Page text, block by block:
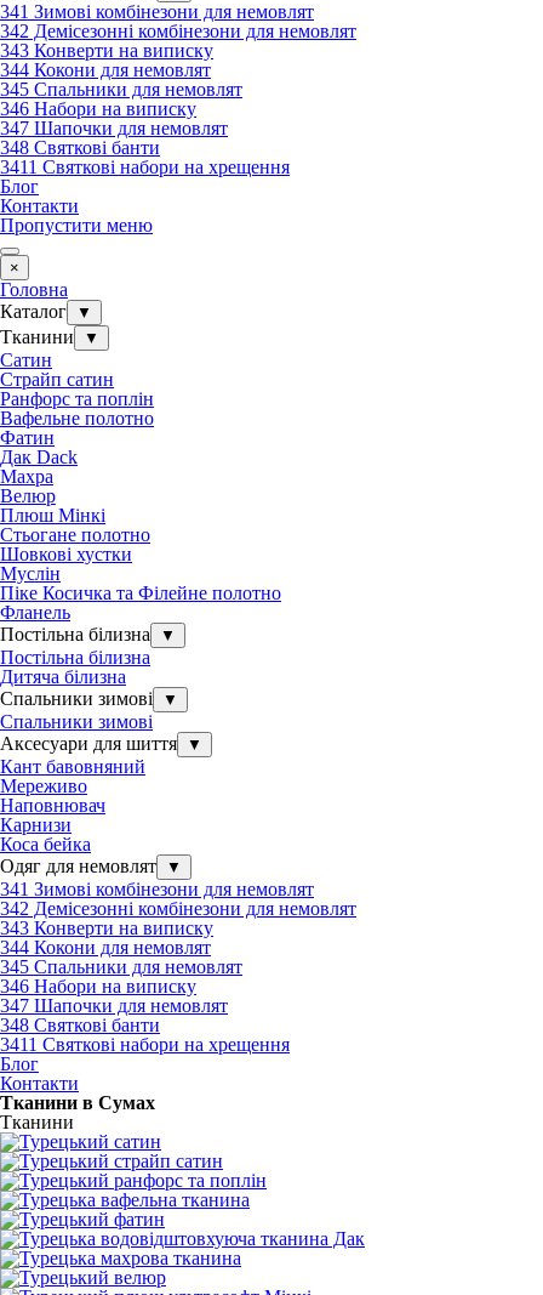
341 Зимові комбінезони для немовлят
342 Демісезонні комбінезони для немовлят
343 Конверти на виписку
344 Кокони для немовлят
345 Спальники для немовлят
346 Набори на виписку
347 Шапочки для немовлят
348 Святкові банти
3411 Святкові набори на хрещення
Блог
Контакти
Пропустити меню
×
Головна
Каталог
▼
Тканини ▼
Сатин
Страйп сатин
Ранфорс та поплін
Вафельне полотно
Фатин
Дак Dack
Махра
Велюр
Плюш Мінкі
Стьогане полотно
Шовкові хустки
Муслін
Піке Косичка та Філейне полотно
Фланель
Постільна білизна
▼
Постільна білизна
Дитяча білизна
Спальники зимові
▼
Спальники зимові
Аксесуари для шиття
▼
Кант бавовняний
Мереживо
Наповнювач
Карнизи
Коса бейка
Одяг для немовлят
▼
341 Зимові комбінезони для немовлят
342 Демісезонні комбінезони для немовлят
343 Конверти на виписку
344 Кокони для немовлят
345 Спальники для немовлят
346 Набори на виписку
347 Шапочки для немовлят
348 Святкові банти
3411 Святкові набори на хрещення
Блог
Контакти
Тканини в Сумах
Тканини